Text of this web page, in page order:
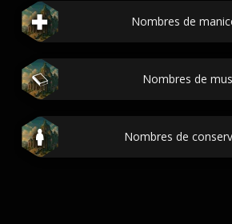
Nombres de
Nombres de
Nombres de